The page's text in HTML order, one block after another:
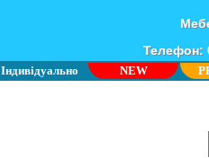
Телефон:
Індивідуально NEW